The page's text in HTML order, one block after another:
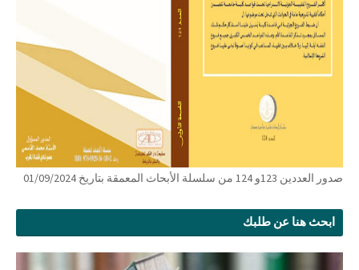
صدور العددين 123و 124 من سلسلة الأبحاث المعمقة بتاريخ 01/09/2024
ابحث هنا عن طلبك